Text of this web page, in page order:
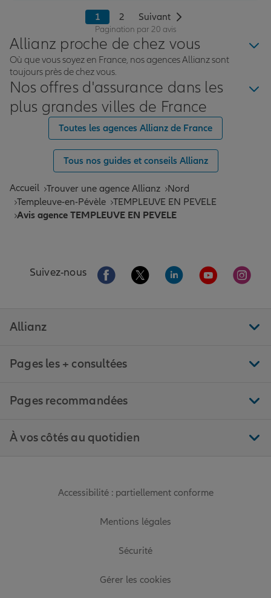
1 2 Suivant
Pagination par 20 avis
Allianz proche de chez vous
Où que vous soyez en France, nos agences Allianz sont
toujours près de chez vous.
Nos offres d'assurance dans les
plus grandes villes de France
Toutes les agences Allianz de France
Tous nos guides et conseils Allianz
Accueil Trouver une agence Allianz
Nord
Templeuve-en-Pévèle TEMPLEUVE EN PEVELE
Avis agence TEMPLEUVE EN PEVELE
Suivez-nous Aller sur la page Facebook de Allianz
Aller sur la page Twitter de
Aller sur la page
Aller sur la
Aller
Allianz
Pages les + consultées
Pages recommandées
À vos côtés au quotidien
Accessibilité : partiellement conforme
Mentions légales
Sécurité
Gérer les cookies